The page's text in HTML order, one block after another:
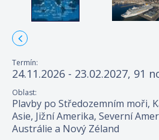
Termín:
24.11.2026 - 23.02.2027, 91
Oblast:
Plavby po Středozemním moři,
Asie, Jižní Amerika, Severní
Austrálie a Nový Zéland